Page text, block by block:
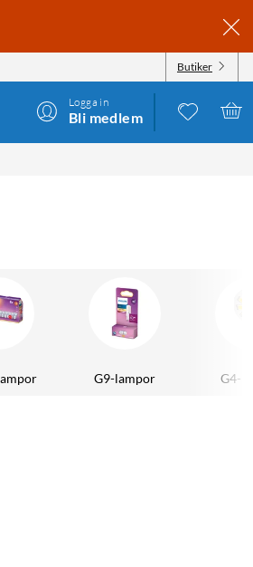
Butiker
Logga in
Bli medlem
G9-lampor G4-